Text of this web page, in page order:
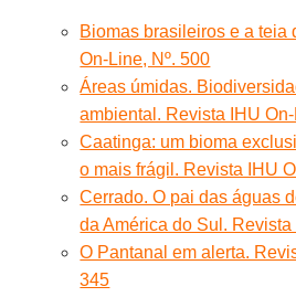
Biomas brasileiros e a teia
On-Line, Nº. 500
Áreas úmidas.
ambiental. Revista IHU
Caatinga: um bioma
o mais frágil. Revista IHU
Cerrado. O pai das águas
da América do Sul. Revista
O Pantanal em alerta.
345